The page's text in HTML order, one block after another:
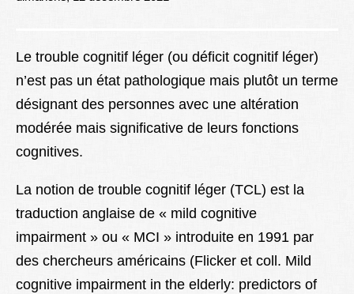
Better Health
Le trouble cognitif léger (ou déficit cognitif léger)
n’est pas un état pathologique mais plutôt un terme
désignant des personnes avec une altération
modérée mais significative de leurs fonctions
cognitives.
La notion de trouble cognitif léger (TCL) est la
traduction anglaise de « mild cognitive
impairment » ou « MCI » introduite en 1991 par
des chercheurs américains (Flicker et coll. Mild
cognitive impairment in the elderly: predictors of